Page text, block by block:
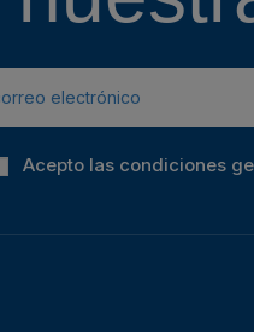
Acepto las condiciones